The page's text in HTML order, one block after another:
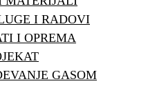
I RADOVI
I OPREMA
GASOM